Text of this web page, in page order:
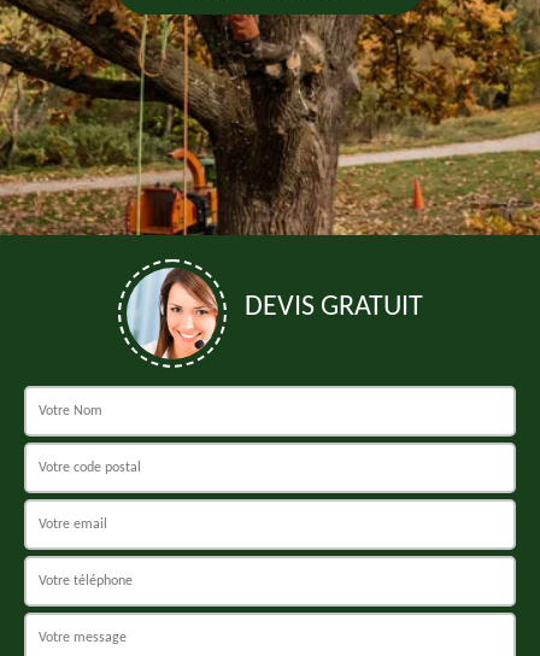
DEVIS GRATUIT